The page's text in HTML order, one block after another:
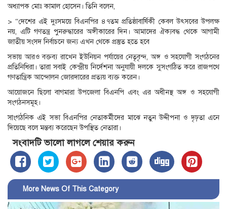
অধ্যাপক মোঃ কামাল হোসেন। তিনি বলেন,
> “দেশের এই দুঃসময়ে বিএনপির ৪৭তম প্রতিষ্ঠাবার্ষিকী কেবল উৎসবের উপলক্ষ
নয়, এটি গণতন্ত্র পুনরুদ্ধারের অঙ্গীকারের দিন। আমাদের ঐক্যবদ্ধ থেকে আগামী
জাতীয় সংসদ নির্বাচনে জন্য এখন থেকে প্রস্তুত হতে হবে
সভায় আরও বক্তব্য রাখেন ইউনিয়ন পর্যায়ের নেতৃবৃন্দ, অঙ্গ ও সহযোগী সংগঠনের
প্রতিনিধিরা। তারা সবাই কেন্দ্রীয় নির্দেশনা অনুযায়ী দলকে সুসংগঠিত করে রাজপথে
গণতান্ত্রিক আন্দোলন জোরদারের প্রত্যয় ব্যক্ত করেন।
আয়োজনে ছিলো বাগমারা উপজেলা বিএনপি এবং এর অধীনস্থ অঙ্গ ও সহযোগী
সংগঠনসমূহ।
সাংগঠনিক এই সভা বিএনপির নেতাকর্মীদের মাঝে নতুন উদ্দীপনা ও দৃঢ়তা এনে
দিয়েছে বলে মন্তব্য করেছেন উপস্থিত নেতারা।
সংবাদটি ভালো লাগলে শেয়ার করুন
More News Of This Category